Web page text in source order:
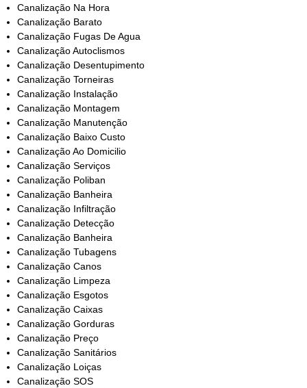
Canalização Na Hora
Canalização Barato
Canalização Fugas De Agua
Canalização Autoclismos
Canalização Desentupimento
Canalização Torneiras
Canalização Instalação
Canalização Montagem
Canalização Manutenção
Canalização Baixo Custo
Canalização Ao Domicilio
Canalização Serviços
Canalização Poliban
Canalização Banheira
Canalização Infiltração
Canalização Detecção
Canalização Banheira
Canalização Tubagens
Canalização Canos
Canalização Limpeza
Canalização Esgotos
Canalização Caixas
Canalização Gorduras
Canalização Preço
Canalização Sanitários
Canalização Loiças
Canalização SOS